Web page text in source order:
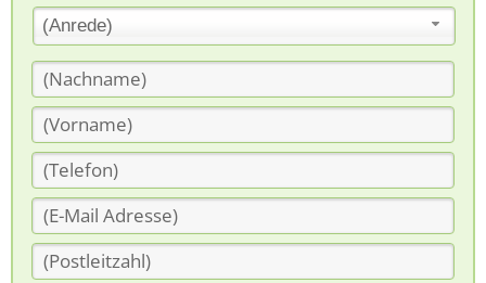
(Anrede)